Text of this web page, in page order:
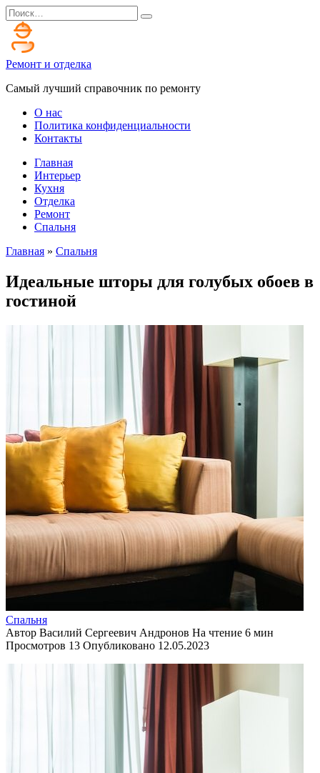
Перейти
к
содержанию
Search
for:
Ремонт и отделка
Самый лучший справочник по ремонту
О нас
Политика конфиденциальности
Контакты
Главная
Интерьер
Кухня
Отделка
Ремонт
Спальня
Главная » Спальня
Идеальные шторы для голубых обоев в
гостиной
Спальня
Автор Василий Сергеевич Андронов На чтение 6 мин
Просмотров 13 Опубликовано 12.05.2023